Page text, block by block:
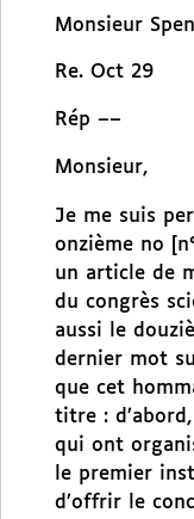
Monsieur
Re. Oct 29
Rép ––
Monsieur,
Je me suis
onzième no
un article de
du congrès
aussi le
dernier mot
que cet
titre :
qui ont
le premier
d’offrir le